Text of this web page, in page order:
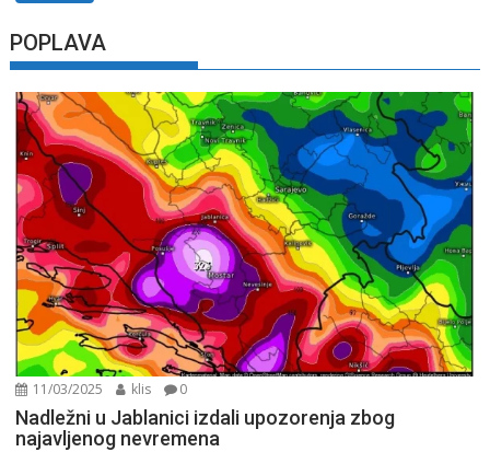
POPLAVA
11/03/2025 klis 0
Nadležni u Jablanici izdali upozorenja zbog
najavljenog nevremena